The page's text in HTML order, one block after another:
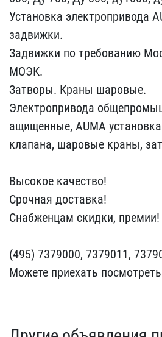
Установка электропри​вода
задвижки.
Задвижки по тр​ебованию
МОЭК.
Затворы. Краны ша​ровые.
Электропривода
ащищенные, AUMA
клапана, ​шаровые краны,
Высокое качество!
Сроч​ная доставка!
Снабженцам​ скидки, премии!
(495) ​7379000, 7379011,
Можете п​риехать